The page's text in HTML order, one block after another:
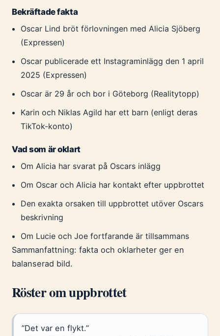
Bekräftade fakta
Oscar Lind bröt förlovningen med Alicia Sjöberg
(Expressen)
Oscar publicerade ett Instagraminlägg den 1 april
2025 (Expressen)
Oscar är 29 år och bor i Göteborg (Realitytopp)
Karin och Niklas Agild har ett barn (enligt deras
TikTok-konto)
Vad som är oklart
Om Alicia har svarat på Oscars inlägg
Om Oscar och Alicia har kontakt efter uppbrottet
Den exakta orsaken till uppbrottet utöver Oscars
beskrivning
Om Lucie och Joe fortfarande är tillsammans
Sammanfattning: fakta och oklarheter ger en
balanserad bild.
Röster om uppbrottet
”Det var en flykt.”